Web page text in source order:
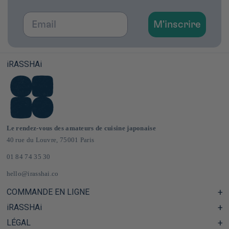
Email
M'inscrire
iRASSHAi
Le rendez-vous des amateurs de cuisine japonaise
40 rue du Louvre, 75001 Paris
01 84 74 35 30
hello@irasshai.co
COMMANDE EN LIGNE
Centre d'aide & FAQ
Livraison et frais de port en France & Europe
iRASSHAi
Les horaires du 40 rue du Louvre, Paris
LÉGAL